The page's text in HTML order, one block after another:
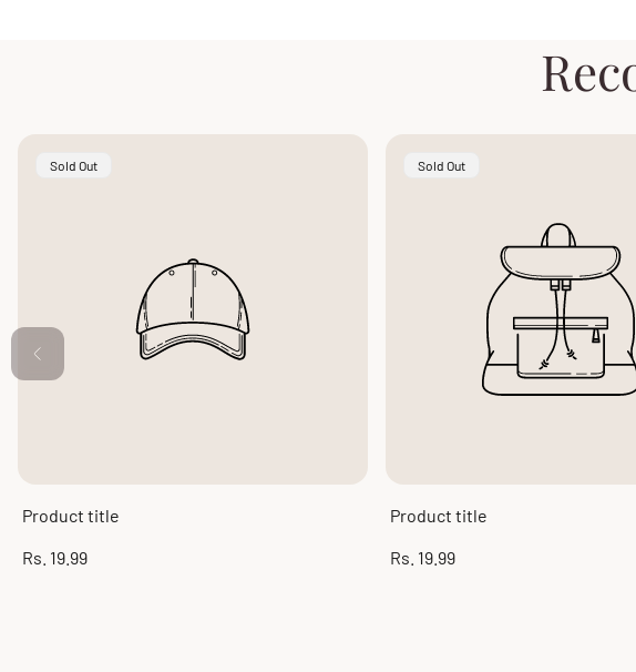
Product
Sold Out
Product title
Regular
Rs. 19.99
Product
Sold Out
Product title
Regular
Rs. 19.99